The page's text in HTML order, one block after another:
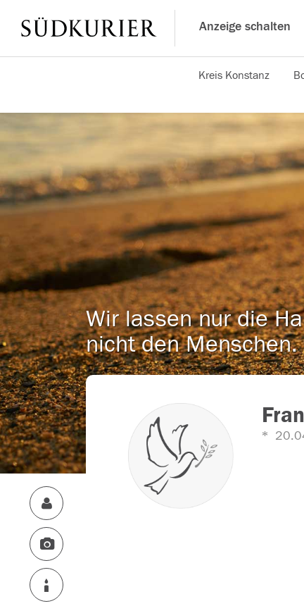
Anzeige schalten
Kreis Konstanz
Wir lassen nur die
nicht den Menschen.